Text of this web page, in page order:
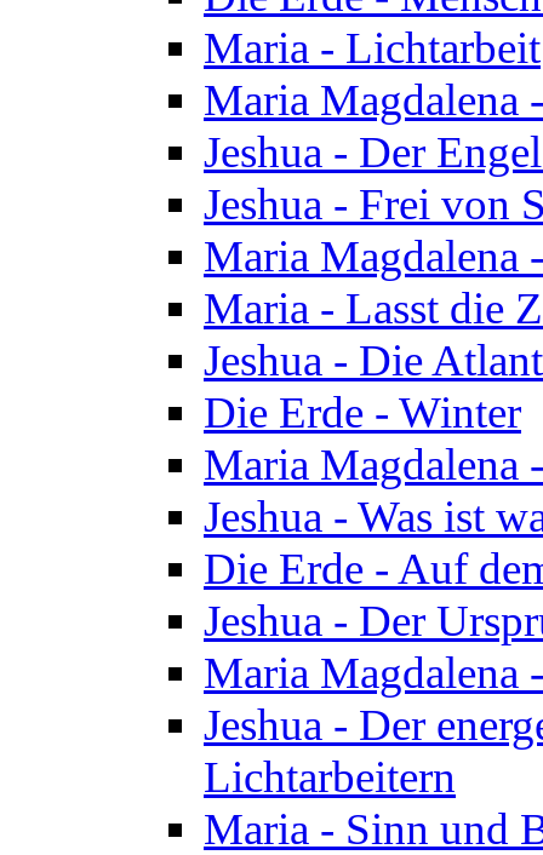
Maria - Lichtarbeit
Maria Magdalena
Jeshua - Der
Jeshua - Frei von
Maria Magdalena
Maria - Lasst die
Jeshua - Die
Die Erde - Winter
Maria Magdalena
Jeshua - Was ist
Die Erde - Auf
Jeshua - Der
Maria Magdalena
Jeshua - Der
Lichtarbeitern
Maria - Sinn und